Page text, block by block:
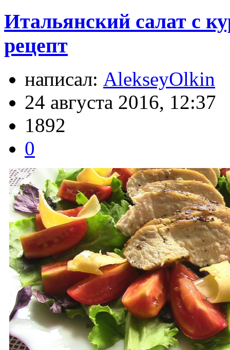
Итальянский салат с
рецепт
написал: AlekseyOlkin
24 августа 2016, 12:37
1892
0